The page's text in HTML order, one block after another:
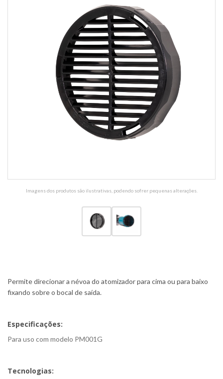
Imagens dos produtos são ilustrativas, podendo sofrer pequenas alterações.
Permite direcionar a névoa do atomizador para cima ou para baixo
fixando sobre o bocal de saída.
Especificações:
Para uso com modelo PM001G
Tecnologias: